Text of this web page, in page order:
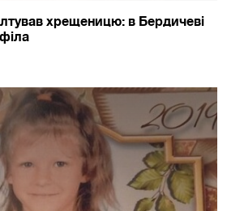
хрещеницю: в Бердичеві